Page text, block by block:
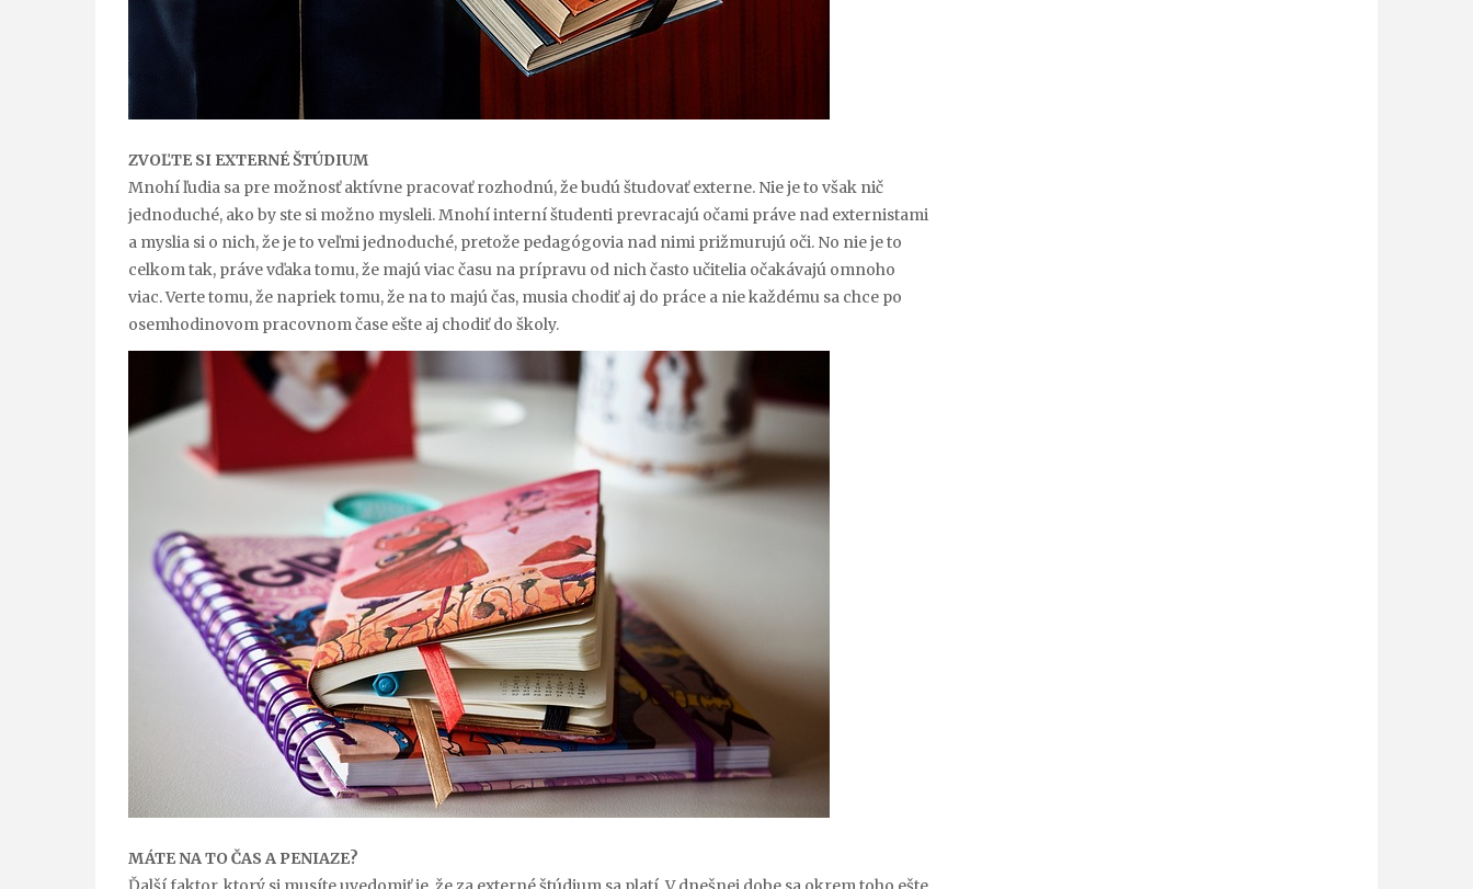
ZVOĽTE SI EXTERNÉ ŠTÚDIUM
Mnohí ľudia sa pre možnosť aktívne pracovať rozhodnú, že budú študovať externe. Nie je to však nič
jednoduché, ako by ste si možno mysleli. Mnohí interní študenti prevracajú očami práve nad externistami
a myslia si o nich, že je to veľmi jednoduché, pretože pedagógovia nad nimi prižmurujú oči. No nie je to
celkom tak, práve vďaka tomu, že majú viac času na prípravu od nich často učitelia očakávajú omnoho
viac. Verte tomu, že napriek tomu, že na to majú čas, musia chodiť aj do práce a nie každému sa chce po
osemhodinovom pracovnom čase ešte aj chodiť do školy.
MÁTE NA TO ČAS A PENIAZE?